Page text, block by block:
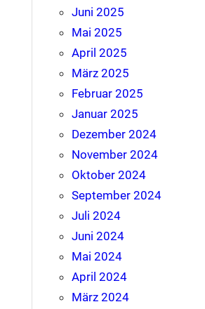
Juni 2025
Mai 2025
April 2025
März 2025
Februar 2025
Januar 2025
Dezember 2024
November 2024
Oktober 2024
September 2024
Juli 2024
Juni 2024
Mai 2024
April 2024
März 2024